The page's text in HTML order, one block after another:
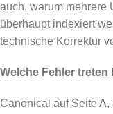
auch, warum mehrere
überhaupt indexiert
technische Korrektur
Welche Fehler
Canonical auf Seite